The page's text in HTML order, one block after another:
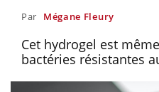
Par Mégane Fleury
Cet hydrogel est
bactéries résistantes